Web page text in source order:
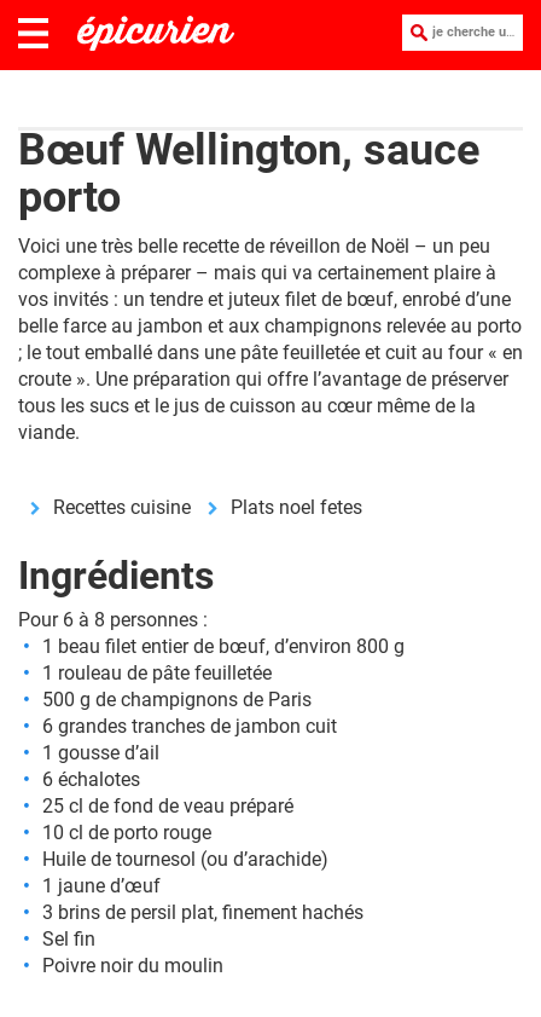
je cherche une recette :
Bœuf Wellington, sauce
porto
Voici une très belle recette de réveillon de Noël – un peu
complexe à préparer – mais qui va certainement plaire à
vos invités : un tendre et juteux filet de bœuf, enrobé d’une
belle farce au jambon et aux champignons relevée au porto
; le tout emballé dans une pâte feuilletée et cuit au four « en
croute ». Une préparation qui offre l’avantage de préserver
tous les sucs et le jus de cuisson au cœur même de la
viande.
Recettes cuisine Plats noel fetes
Ingrédients
Pour 6 à 8 personnes :
1 beau filet entier de bœuf, d’environ 800 g
1 rouleau de pâte feuilletée
500 g de champignons de Paris
6 grandes tranches de jambon cuit
1 gousse d’ail
6 échalotes
25 cl de fond de veau préparé
10 cl de porto rouge
Huile de tournesol (ou d’arachide)
1 jaune d’œuf
3 brins de persil plat, finement hachés
Sel fin
Poivre noir du moulin